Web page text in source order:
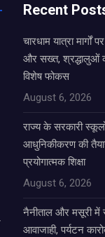
Recent
चारधाम यात्रा मार्गों
और सख्त, श्रद्धालुओं
विशेष फोकस
August 6, 2026
राज्य के सरकारी
आधुनिकीकरण की
प्रयोगात्मक शिक्षा
August 6, 2026
नैनीताल और मसूरी में
आवाजाही, पर्यटन